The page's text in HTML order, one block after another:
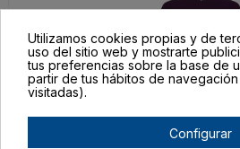
Utilizamos cookies propias y de
uso del sitio web y mostrarte
tus preferencias sobre la base de
partir de tus hábitos de
visitadas).
Configurar